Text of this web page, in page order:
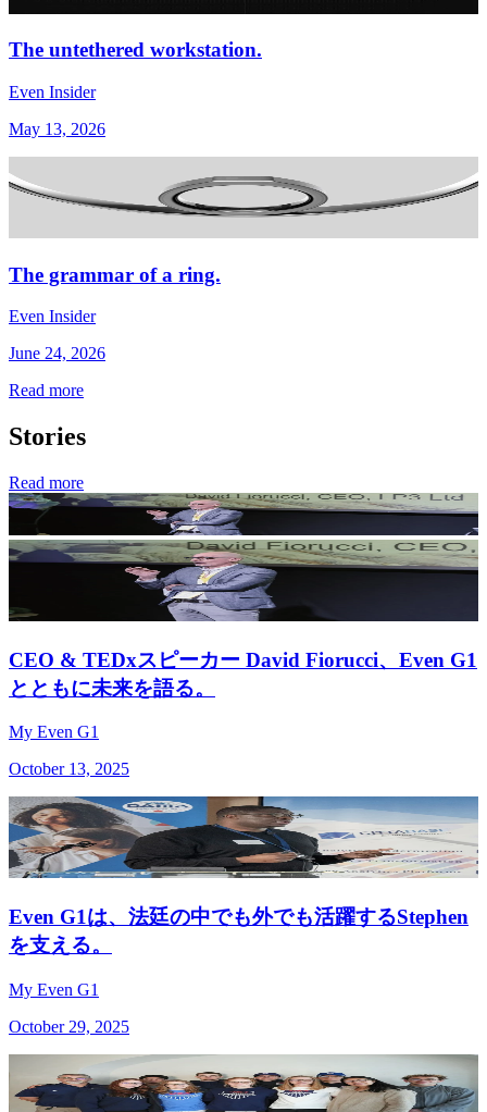
The untethered workstation.
Even Insider
May 13, 2026
The grammar of a ring.
Even Insider
June 24, 2026
Read more
Stories
Read more
CEO & TEDxスピーカー David Fiorucci、Even G1
とともに未来を語る。
My Even G1
October 13, 2025
Even G1は、法廷の中でも外でも活躍するStephen
を支える。
My Even G1
October 29, 2025